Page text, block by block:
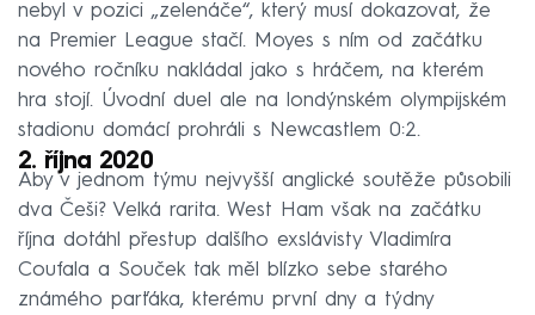
nebyl v pozici „zelenáče“, který musí dokazovat, že
na Premier League stačí. Moyes s ním od začátku
nového ročníku nakládal jako s hráčem, na kterém
hra stojí. Úvodní duel ale na londýnském olympijském
stadionu domácí prohráli s Newcastlem 0:2.
2. října 2020
Aby v jednom týmu nejvyšší anglické soutěže působili
dva Češi? Velká rarita. West Ham však na začátku
října dotáhl přestup dalšího exslávisty Vladimíra
Coufala a Souček tak měl blízko sebe starého
známého parťáka, kterému první dny a týdny